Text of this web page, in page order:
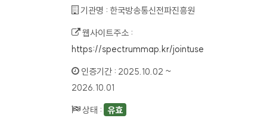
기관명 : 한국방송통신전파진흥원
웹사이트주소 :
https://spectrummap.kr/jointuse
인증기간 : 2025.10.02 ~
2026.10.01
상태 : 유효